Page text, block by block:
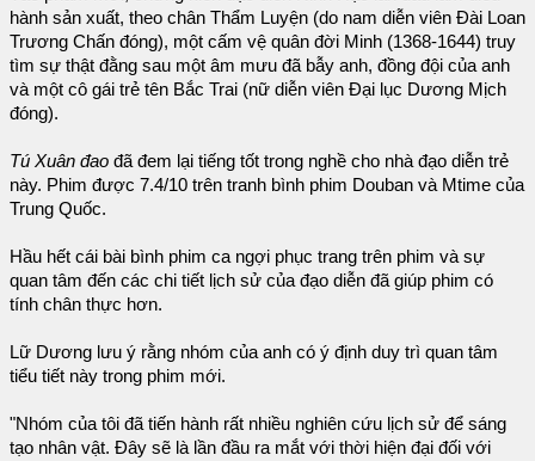
hành sản xuất, theo chân Thẩm Luyện (do nam diễn viên Đài Loan
Trương Chấn đóng), một cấm vệ quân đời Minh (1368-1644) truy
tìm sự thật đằng sau một âm mưu đã bẫy anh, đồng đội của anh
và một cô gái trẻ tên Bắc Trai (nữ diễn viên Đại lục Dương Mịch
đóng).
Tú Xuân đao đã đem lại tiếng tốt trong nghề cho nhà đạo diễn trẻ
này. Phim được 7.4/10 trên tranh bình phim Douban và Mtime của
Trung Quốc.
Hầu hết cái bài bình phim ca ngợi phục trang trên phim và sự
quan tâm đến các chi tiết lịch sử của đạo diễn đã giúp phim có
tính chân thực hơn.
Lữ Dương lưu ý rằng nhóm của anh có ý định duy trì quan tâm
tiểu tiết này trong phim mới.
"Nhóm của tôi đã tiến hành rất nhiều nghiên cứu lịch sử để sáng
tạo nhân vật. Đây sẽ là lần đầu ra mắt với thời hiện đại đối với